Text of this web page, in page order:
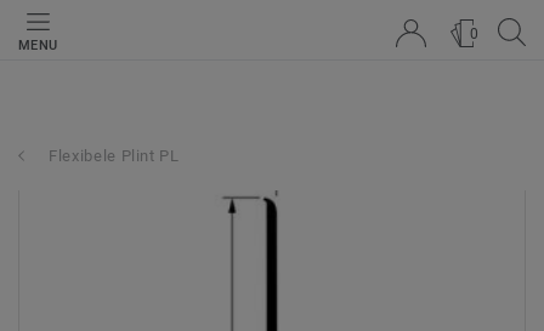
MENU
0
Flexibele Plint PL